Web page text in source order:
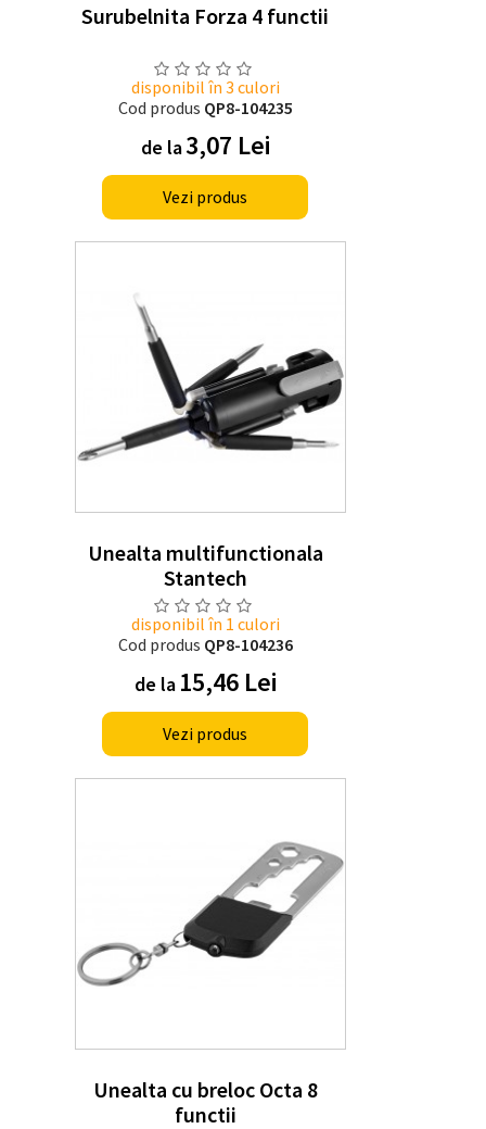
Surubelnita Forza 4 functii
disponibil în 3 culori
Cod produs QP8-104235
de la3,07 Lei
Vezi produs
Unealta multifunctionala
Stantech
disponibil în 1 culori
Cod produs QP8-104236
de la 15,46 Lei
Vezi produs
Unealta cu breloc Octa 8
functii